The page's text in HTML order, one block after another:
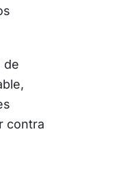
de
contra